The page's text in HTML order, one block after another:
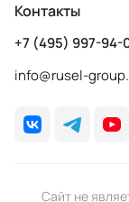
Контакты
+7 (495) 997-94-
info@rusel-
Сайт не